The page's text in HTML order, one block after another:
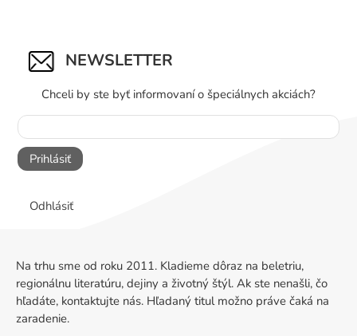
NEWSLETTER
Chceli by ste byť informovaní o špeciálnych akciách?
Prihlásiť
Odhlásiť
Na trhu sme od roku 2011. Kladieme dôraz na beletriu,
regionálnu literatúru, dejiny a životný štýl. Ak ste nenašli, čo
hľadáte, kontaktujte nás. Hľadaný titul možno práve čaká na
zaradenie.